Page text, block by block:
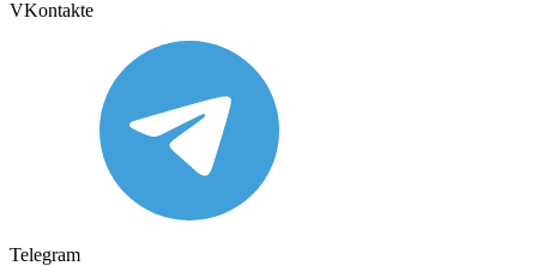
VKontakte
Telegram